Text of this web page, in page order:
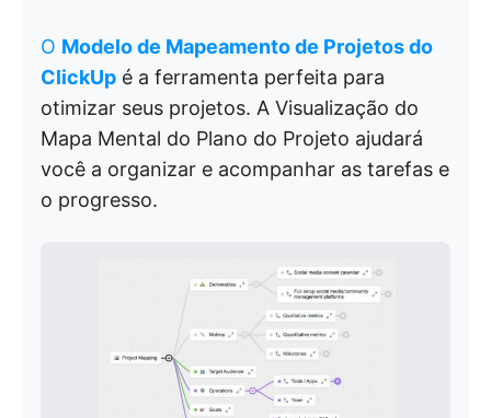
O Modelo de Mapeamento de Projetos do
ClickUp é a ferramenta perfeita para
otimizar seus projetos. A Visualização do
Mapa Mental do Plano do Projeto ajudará
você a organizar e acompanhar as tarefas e
o progresso.